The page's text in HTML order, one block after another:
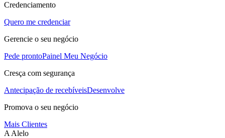
Credenciamento
Quero me credenciar
Gerencie o seu negócio
Pede prontoPainel Meu Negócio
Cresça com segurança
Antecipação de recebíveisDesenvolve
Promova o seu negócio
Mais Clientes
A Alelo